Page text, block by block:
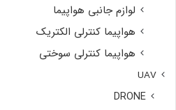
لوازم جانبی هواپیما
هواپیما کنترلی الکتریک
هواپیما کنترلی سوختی
UAV
DRONE